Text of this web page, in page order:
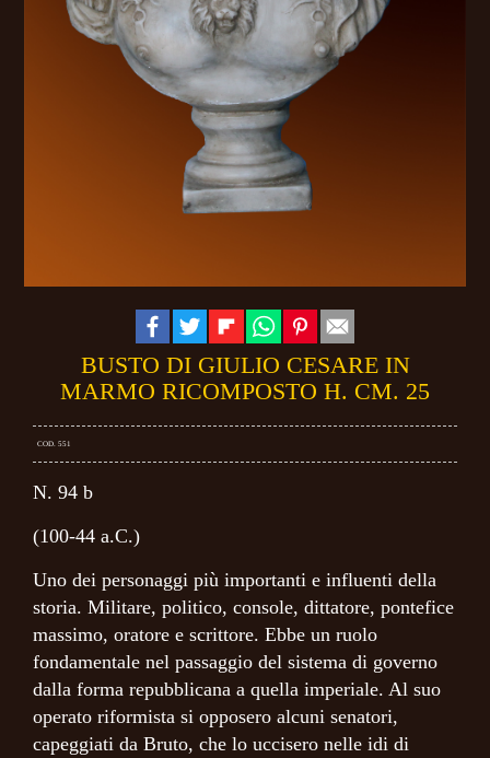
BUSTO DI GIULIO CESARE IN
MARMO RICOMPOSTO H. CM. 25
COD. 551
N. 94 b
(100-44 a.C.)
Uno dei personaggi più importanti e influenti della
storia. Militare, politico, console, dittatore, pontefice
massimo, oratore e scrittore. Ebbe un ruolo
fondamentale nel passaggio del sistema di governo
dalla forma repubblicana a quella imperiale. Al suo
operato riformista si opposero alcuni senatori,
capeggiati da Bruto, che lo uccisero nelle idi di